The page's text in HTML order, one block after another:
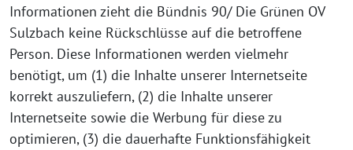
Informationen zieht die Bündnis 90/ Die Grünen OV
Sulzbach keine Rückschlüsse auf die betroffene
Person. Diese Informationen werden vielmehr
benötigt, um (1) die Inhalte unserer Internetseite
korrekt auszuliefern, (2) die Inhalte unserer
Internetseite sowie die Werbung für diese zu
optimieren, (3) die dauerhafte Funktionsfähigkeit